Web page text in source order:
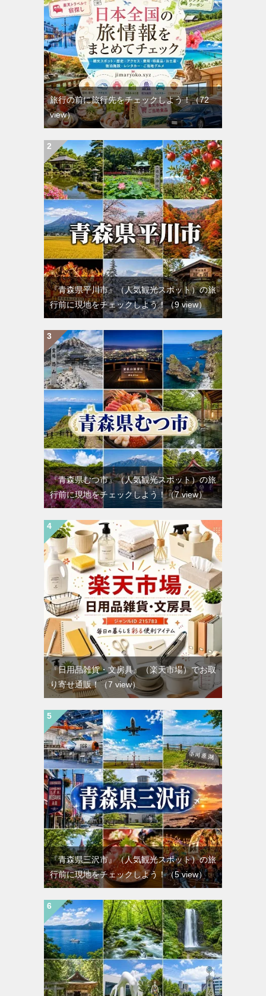
旅行の前に旅行先をチェックしよう！（72
view）
『青森県平川市』（人気観光スポット）の旅
行前に現地をチェックしよう！（9 view）
『青森県むつ市』（人気観光スポット）の旅
行前に現地をチェックしよう！（7 view）
『日用品雑貨・文房具』（楽天市場）でお取
り寄せ通販！（7 view）
『青森県三沢市』（人気観光スポット）の旅
行前に現地をチェックしよう！（5 view）